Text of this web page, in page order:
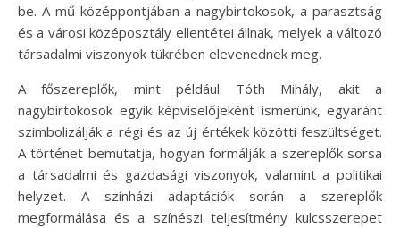
be. A mű középpontjában a nagybirtokosok, a parasztság
és a városi középosztály ellentétei állnak, melyek a változó
társadalmi viszonyok tükrében elevenednek meg.
A főszereplők, mint például Tóth Mihály, akit a
nagybirtokosok egyik képviselőjeként ismerünk, egyaránt
szimbolizálják a régi és az új értékek közötti feszültséget.
A történet bemutatja, hogyan formálják a szereplők sorsa
a társadalmi és gazdasági viszonyok, valamint a politikai
helyzet. A színházi adaptációk során a szereplők
megformálása és a színészi teljesítmény kulcsszerepet